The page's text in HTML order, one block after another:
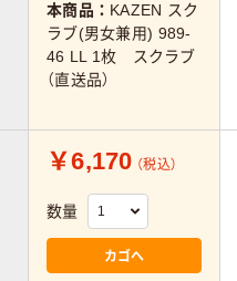
本商品： KAZEN スク
ラブ(男女兼用) 989-
46 LL 1枚 スクラブ
（直送品）
￥6,170 （税込）
数量
カゴへ